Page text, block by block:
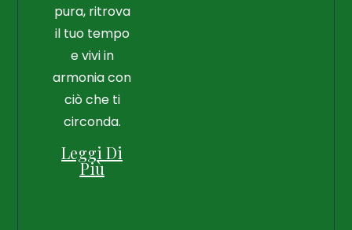
pura, ritrova
il tuo tempo
e vivi in
armonia con
ciò che ti
circonda.
Leggi Di
Più